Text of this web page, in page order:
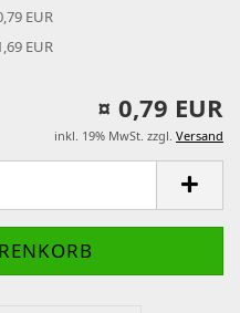
EUR
EUR
¤ 0,79 EUR
inkl. 19% MwSt. zzgl. Versand